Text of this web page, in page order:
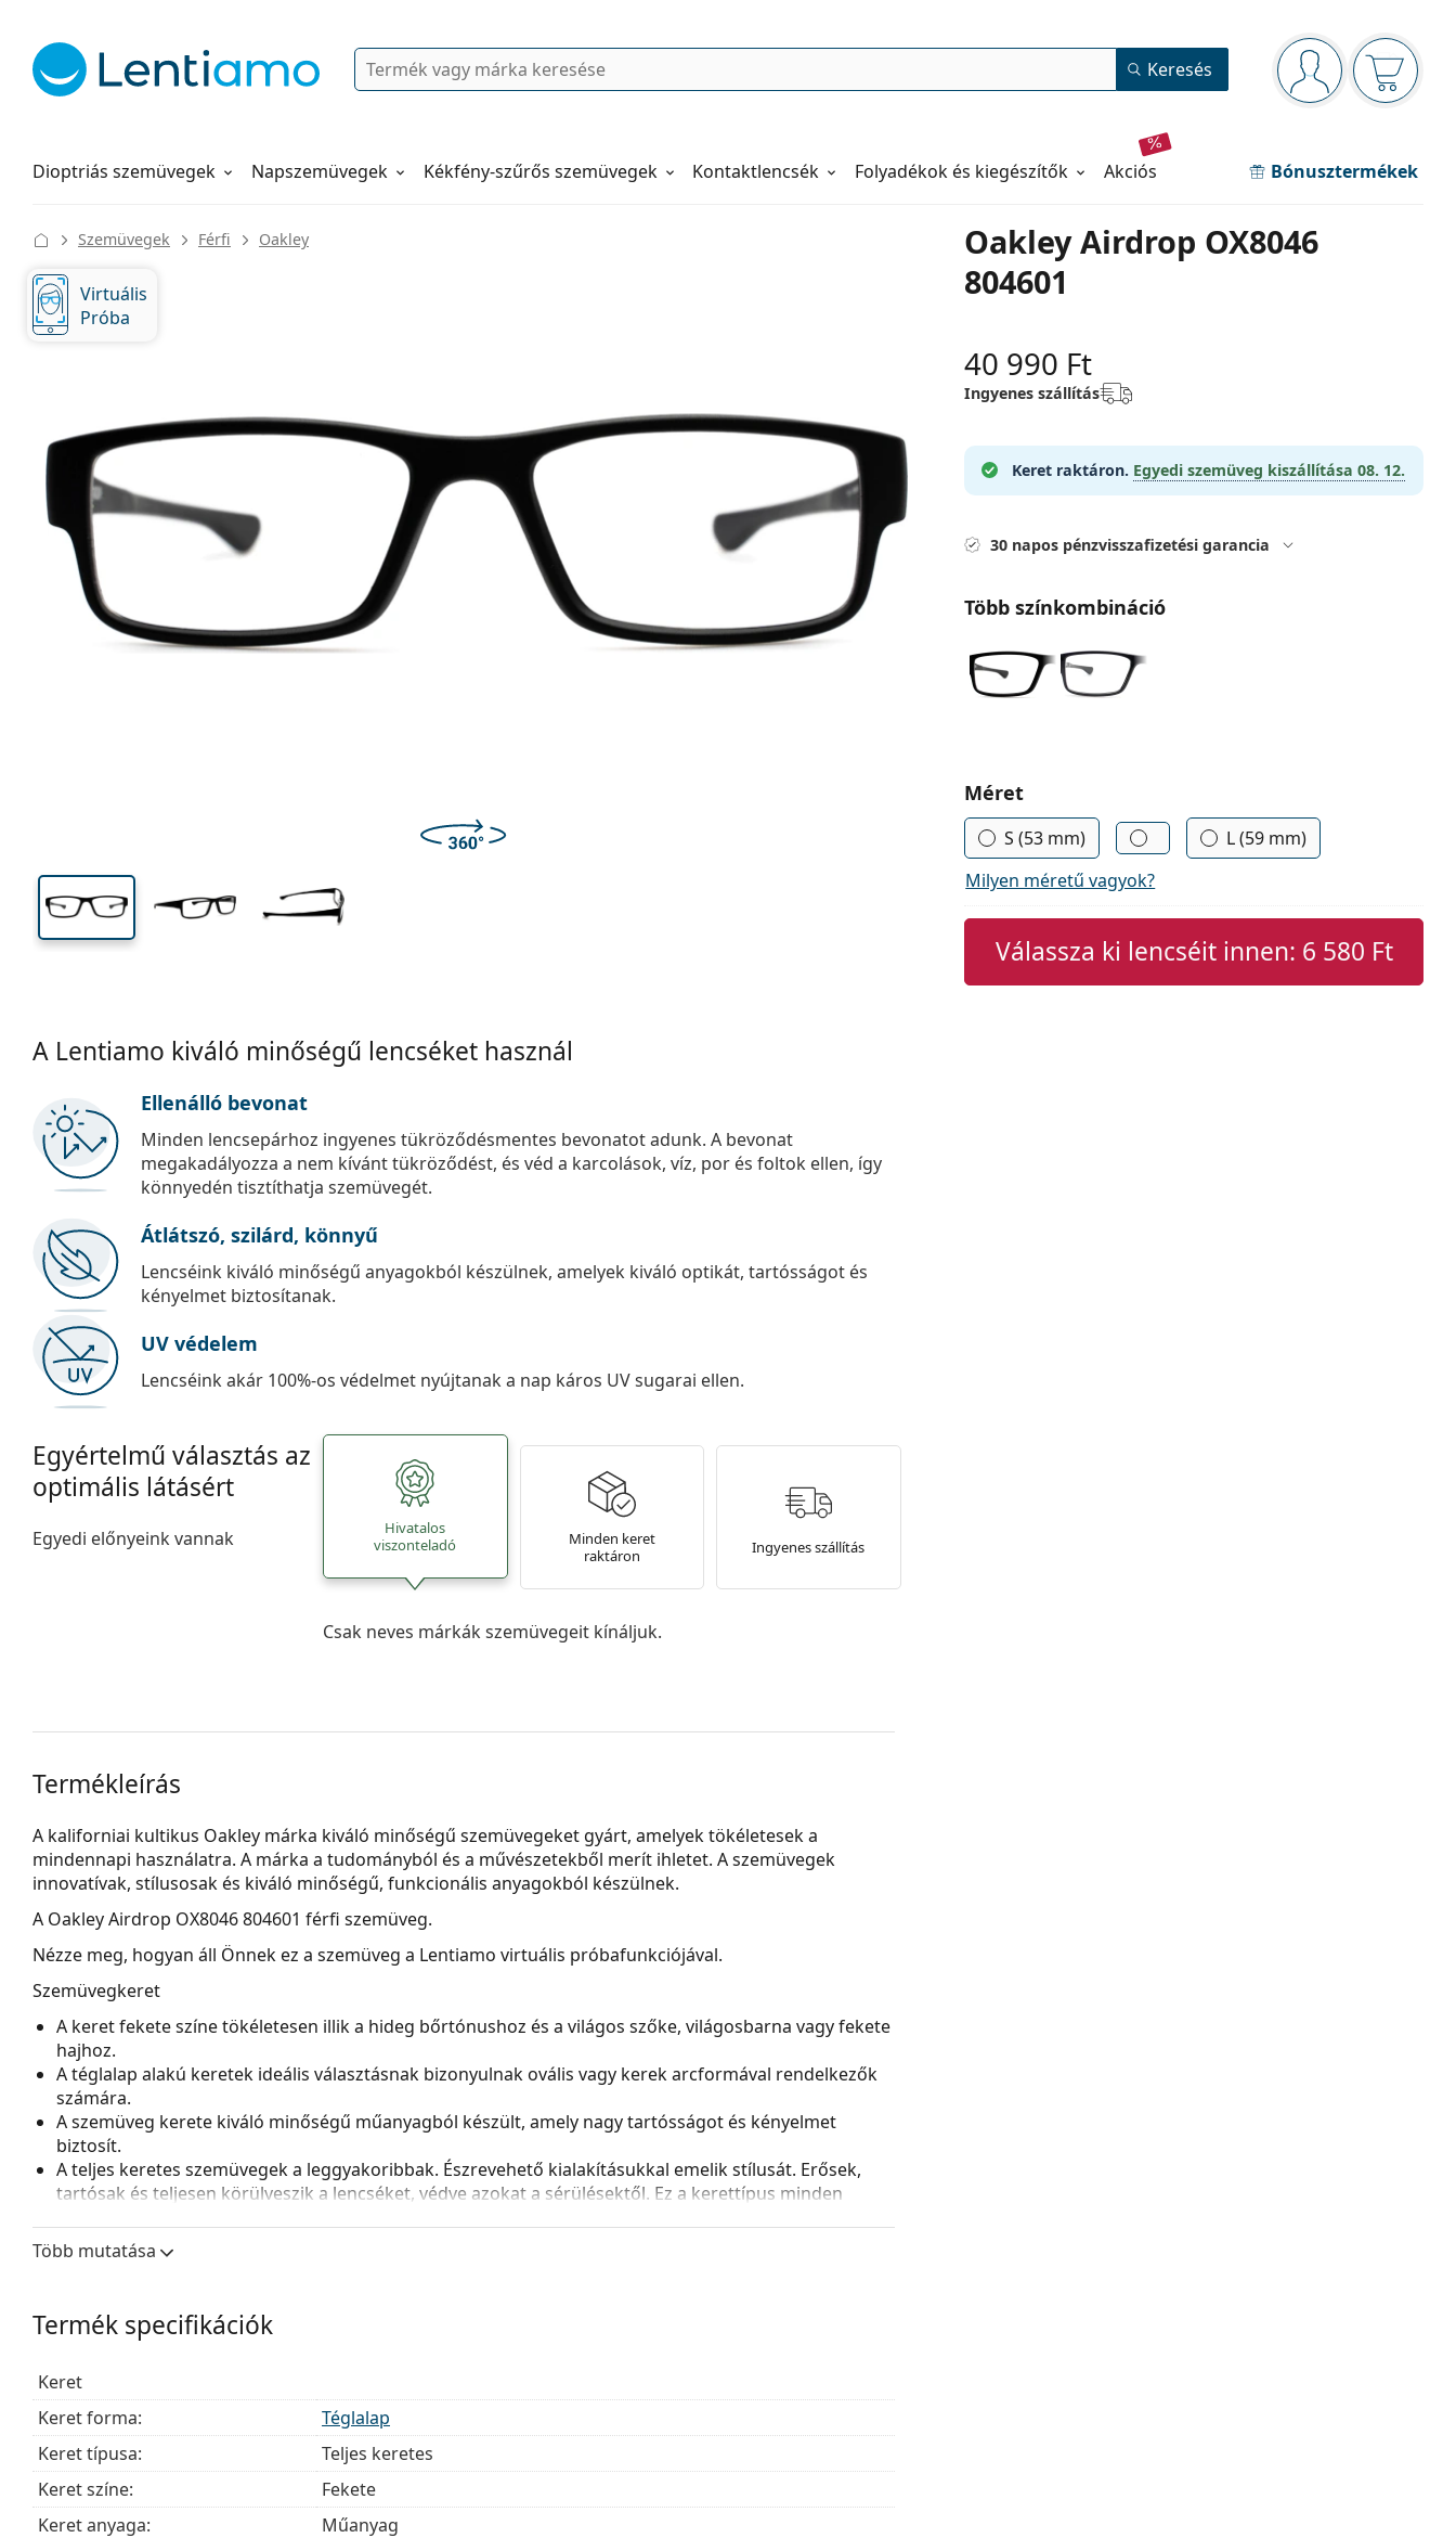
Navigációs panel
Bejelentkezve
Kosara
Keresés Keresés
Kontaktlencsék
Folyadékok
Dioptriás szemüvegek Napszemüvegek Kékfény-szűrős szemüvegek Folyadékok és kiegészítők akciós Bónusztermékek
Hogyan rendeljen
Oakley Airdrop OX8046
804601
Szemüvegek Férfi Oakley
Virtuális
Próba
40 990 Ft
Ingyenes szállítás
Keret raktáron. Egyedi szemüveg kiszállítása 08. 12.
30 napos pénzvisszafizetési garancia
Több színkombináció
Méret
S (53 mm)
L (59 mm)
Milyen méretű vagyok?
Válassza ki lencséit innen: 6 580 Ft
A Lentiamo kiváló minőségű lencséket használ
Ellenálló bevonat
Minden lencsepárhoz ingyenes tükröződésmentes bevonatot adunk. A bevonat
megakadályozza a nem kívánt tükröződést, és véd a karcolások, víz, por és foltok ellen, így
könnyedén tisztíthatja szemüvegét.
Átlátszó, szilárd, könnyű
Lencséink kiváló minőségű anyagokból készülnek, amelyek kiváló optikát, tartósságot és
kényelmet biztosítanak.
UV védelem
Lencséink akár 100%-os védelmet nyújtanak a nap káros UV sugarai ellen.
Egyértelmű választás az
optimális látásért
Egyedi előnyeink vannak
Hivatalos
viszonteladó
Minden keret
raktáron
Ingyenes szállítás
Csak neves márkák szemüvegeit kínáljuk.
Termékleírás
A kaliforniai kultikus Oakley márka kiváló minőségű szemüvegeket gyárt, amelyek tökéletesek a
mindennapi használatra. A márka a tudományból és a művészetekből merít ihletet. A szemüvegek
innovatívak, stílusosak és kiváló minőségű, funkcionális anyagokból készülnek.
A Oakley Airdrop OX8046 804601 férfi szemüveg.
Nézze meg, hogyan áll Önnek ez a szemüveg a Lentiamo virtuális próbafunkciójával.
Szemüvegkeret
A keret fekete színe tökéletesen illik a hideg bőrtónushoz és a világos szőke, világosbarna vagy fekete
hajhoz.
A téglalap alakú keretek ideális választásnak bizonyulnak ovális vagy kerek arcformával rendelkezők
számára.
A szemüveg kerete kiváló minőségű műanyagból készült, amely nagy tartósságot és kényelmet
biztosít.
A teljes keretes szemüvegek a leggyakoribbak. Észrevehető kialakításukkal emelik stílusát. Erősek,
tartósak és teljesen körülveszik a lencséket, védve azokat a sérülésektől. Ez a kerettípus minden
Kiegészítők
A mellékelt kendő ideális a szemüvegek tisztítására és ápolására. Egyes modellekhez kendő helyett
szövetzsák is tartozhat.
Fedezze fel a teljes
útmutatónkat, ha segítségre van szüksége a választáshoz.
Ez orvostechnikai eszköz. Használat előtt olvasd el a használati útmutatót.
Több mutatása
Termék specifikációk
Keret
Keret forma:
Téglalap
Keret típusa:
Teljes keretes
Keret színe:
Fekete
Keret anyaga:
Műanyag